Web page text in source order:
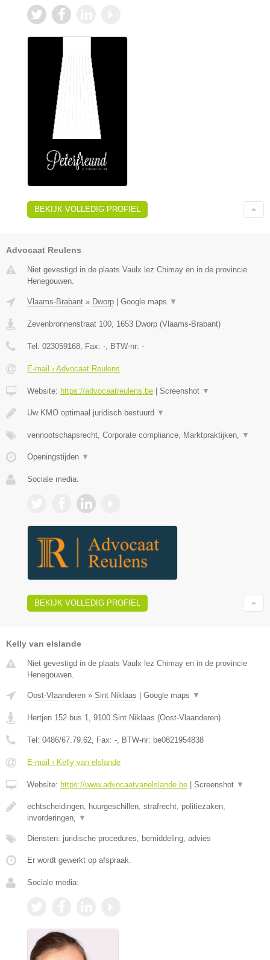
BEKIJK VOLLEDIG PROFIEL
Advocaat Reulens
Niet gevestigd in de plaats Vaulx lez Chimay en in de provincie
Henegouwen.
Vlaams-Brabant » Dworp Google maps ▼
Zevenbronnenstraat 100 1653 Dworp (Vlaams-Brabant)
Tel: 023059168 , Fax: - , BTW-nr: -
E-mail › Advocaat Reulens
Website: https://advocaatreulens.be Screenshot ▼
Uw KMO optimaal juridisch bestuurd ▼
vennootschapsrecht, Corporate compliance, Marktpraktijken, ▼
Openingstijden ▼
Sociale media:
BEKIJK VOLLEDIG PROFIEL
Kelly van elslande
Niet gevestigd in de plaats Vaulx lez Chimay en in de provincie
Henegouwen.
Oost-Vlaanderen » Sint Niklaas Google maps ▼
Hertjen 152 bus 1, 9100 Sint Niklaas (Oost-Vlaanderen)
Tel: 0486/67.79.62, Fax: -, BTW-nr: be0821954838
E-mail › Kelly van elslande
Website: https://www.advocaatvanelslande.be Screenshot ▼
echtscheidingen, huurgeschillen, strafrecht, politiezaken,
invorderingen, ▼
Diensten: juridische procedures, bemiddeling, advies
Er wordt gewerkt op afspraak.
Sociale media: